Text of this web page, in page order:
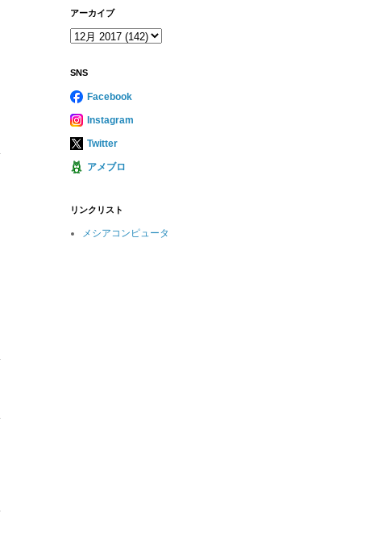
アーカイブ
SNS
Facebook
Instagram
Twitter
アメブロ
リンクリスト
メシアコンピュータ